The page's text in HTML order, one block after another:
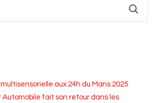
aux 24h du Mans 2025
Automobile fait son retour dans les